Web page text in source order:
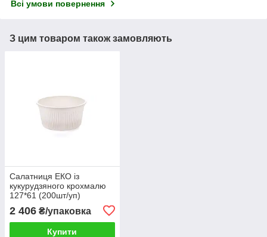
Всі умови повернення
З цим товаром також замовляють
Салатниця ЕКО із
кукурудзяного крохмалю
127*61 (200шт/уп)
2 406 ₴/упаковка
Купити